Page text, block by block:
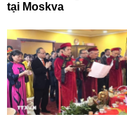
tại Moskva